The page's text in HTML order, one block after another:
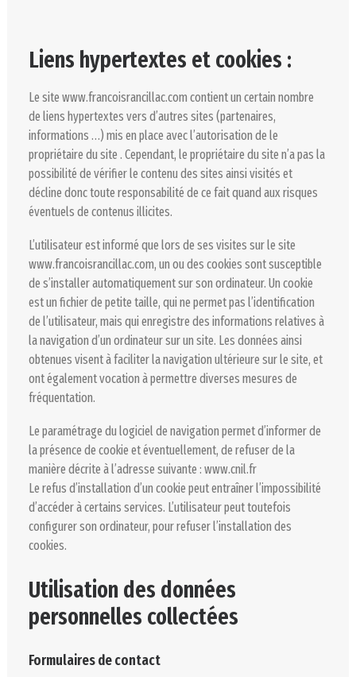
Liens hypertextes et cookies :
Le site www.francoisrancillac.com contient un certain nombre
de liens hypertextes vers d’autres sites (partenaires,
informations …) mis en place avec l’autorisation de le
propriétaire du site . Cependant, le propriétaire du site n’a pas la
possibilité de vérifier le contenu des sites ainsi visités et
décline donc toute responsabilité de ce fait quand aux risques
éventuels de contenus illicites.
L’utilisateur est informé que lors de ses visites sur le site
www.francoisrancillac.com, un ou des cookies sont susceptible
de s’installer automatiquement sur son ordinateur. Un cookie
est un fichier de petite taille, qui ne permet pas l’identification
de l’utilisateur, mais qui enregistre des informations relatives à
la navigation d’un ordinateur sur un site. Les données ainsi
obtenues visent à faciliter la navigation ultérieure sur le site, et
ont également vocation à permettre diverses mesures de
fréquentation.
Le paramétrage du logiciel de navigation permet d’informer de
la présence de cookie et éventuellement, de refuser de la
manière décrite à l’adresse suivante : www.cnil.fr
Le refus d’installation d’un cookie peut entraîner l’impossibilité
d’accéder à certains services. L’utilisateur peut toutefois
configurer son ordinateur, pour refuser l’installation des
cookies.
Utilisation des données
personnelles collectées
Formulaires de contact